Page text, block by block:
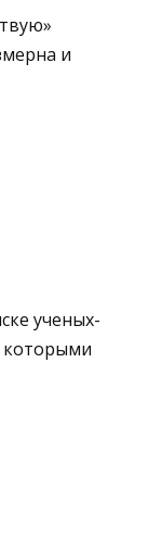
и
ученых-